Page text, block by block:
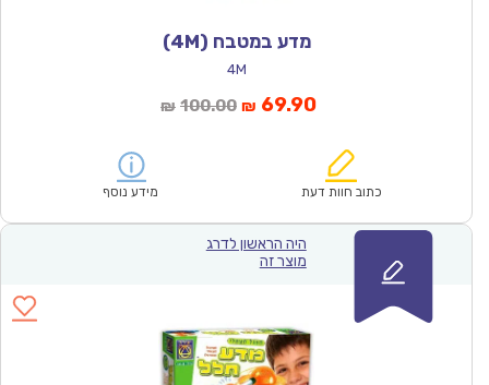
מדע במטבח (4M)
4M
₪ 100.00המחיר
₪100.00.
₪ 69.90המחיר
הוא:
כתוב חוות דעת מידע נוסף
היה הראשון לדרג
מוצר זה